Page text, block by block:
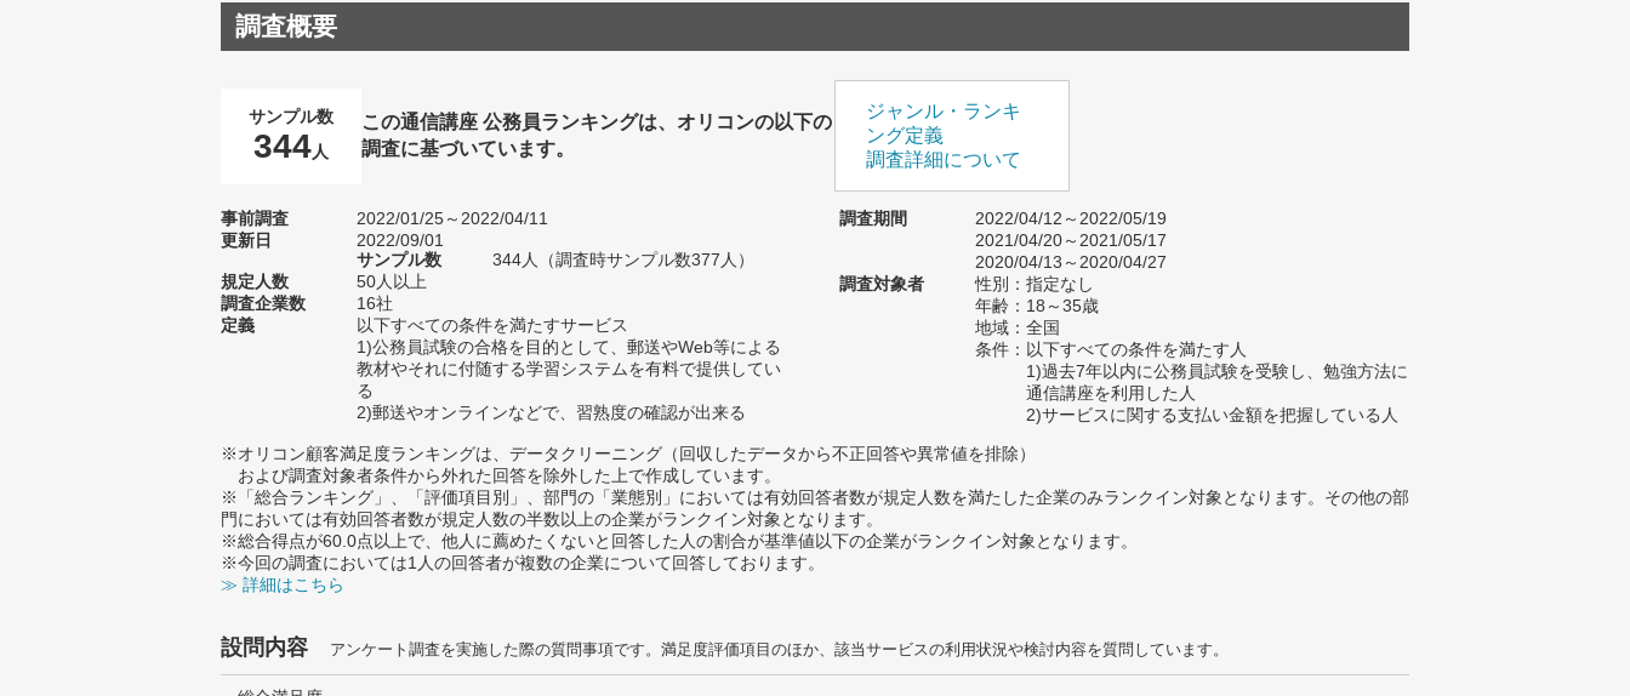
調査概要
サンプル数
344人
この通信講座 公務員ランキングは、オリコンの以下の
調査に基づいています。
ジャンル・ランキ
ング定義
調査詳細について
事前調査
2022/01/25～2022/04/11
更新日
2022/09/01
サンプル数
344人（調査時サンプル数377人）
規定人数
50人以上
調査企業数
16社
定義
以下すべての条件を満たすサービス
1)公務員試験の合格を目的として、郵送やWeb等による
教材やそれに付随する学習システムを有料で提供してい
る
2)郵送やオンラインなどで、習熟度の確認が出来る
調査期間
2022/04/12～2022/05/19
2021/04/20～2021/05/17
2020/04/13～2020/04/27
調査対象者
性別：指定なし
年齢：18～35歳
地域：全国
条件：以下すべての条件を満たす人
1)過去7年以内に公務員試験を受験し、勉強方法に
通信講座を利用した人
2)サービスに関する支払い金額を把握している人
※オリコン顧客満足度ランキングは、データクリーニング（回収したデータから不正回答や異常値を排除）
および調査対象者条件から外れた回答を除外した上で作成しています。
※「総合ランキング」、「評価項目別」、部門の「業態別」においては有効回答者数が規定人数を満たした企業のみランクイン対象となります。その他の部
門においては有効回答者数が規定人数の半数以上の企業がランクイン対象となります。
※総合得点が60.0点以上で、他人に薦めたくないと回答した人の割合が基準値以下の企業がランクイン対象となります。
※今回の調査においては1人の回答者が複数の企業について回答しております。
≫ 詳細はこちら
設問内容 アンケート調査を実施した際の質問事項です。満足度評価項目のほか、該当サービスの利用状況や検討内容を質問しています。